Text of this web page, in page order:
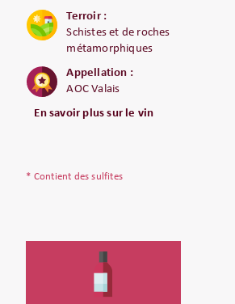
Terroir :
Schistes et de roches
métamorphiques
Appellation :
AOC Valais
En savoir plus sur le vin
* Contient des sulfites